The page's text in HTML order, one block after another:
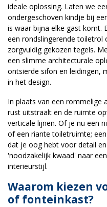
ideale oplossing. Laten we
ondergeschoven kindje bij
is waar bijna elke gast komt.
een rondslingerende toiletrol
zorgvuldig gekozen tegels.
een slimme architecturale
ontsierde sifon en leidingen,
in het design.
In plaats van een rommelige
rust uitstraalt en de ruimte
verticale lijnen. Of je nu een
of een riante toiletruimte;
dat je oog hebt voor detail
'noodzakelijk kwaad' naar
interieurstijl.
Waarom kiezen
of fonteinkast?